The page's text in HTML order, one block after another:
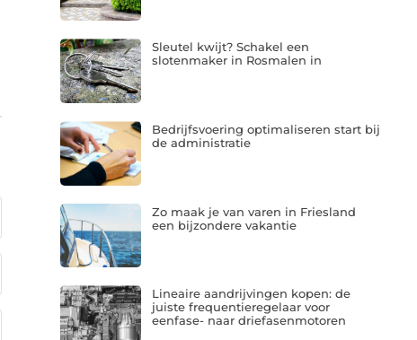
Sleutel kwijt? Schakel een
slotenmaker in Rosmalen in
Bedrijfsvoering optimaliseren start bij
de administratie
Zo maak je van varen in Friesland
een bijzondere vakantie
Lineaire aandrijvingen kopen: de
juiste frequentieregelaar voor
eenfase- naar driefasenmotoren